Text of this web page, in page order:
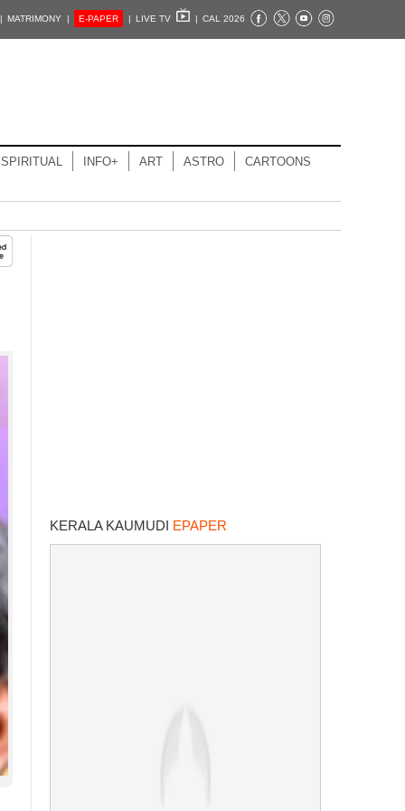
| MATRIMONY | E-PAPER | LIVE TV | CAL 2026
SPIRITUAL INFO+ ART ASTRO CARTOONS
KERALA KAUMUDI EPAPER